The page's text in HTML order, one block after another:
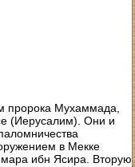
пророка Мухаммада,
(Иерусалим). Они и
в Мекке
ибн Ясира. Вторую